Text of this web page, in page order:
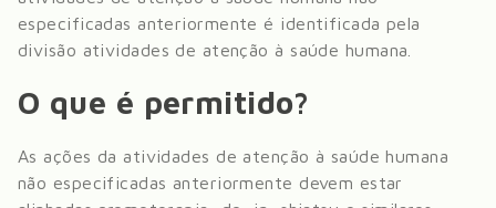
especificadas anteriormente é identificada pela
divisão atividades de atenção à saúde humana
O que é permitido?
As ações da atividades de atenção à saúde humana
não especificadas anteriormente devem estar